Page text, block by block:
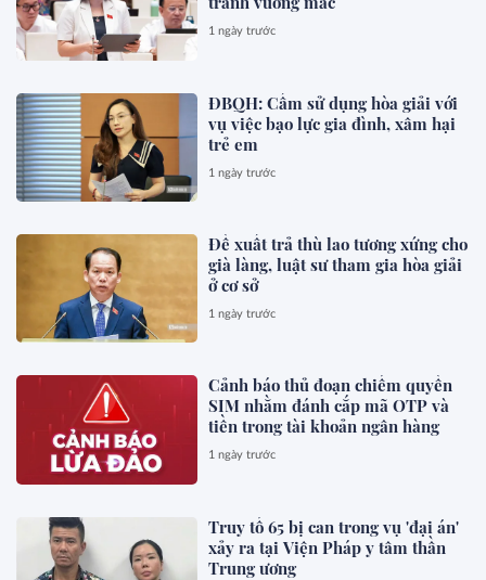
1 ngày trước
ĐBQH: Cấm sử dụng hòa giải với
vụ việc bạo lực gia đình, xâm hại
trẻ em
1 ngày trước
Đề xuất trả thù lao tương xứng cho
già làng, luật sư tham gia hòa giải
ở cơ sở
1 ngày trước
Cảnh báo thủ đoạn chiếm quyền
SIM nhằm đánh cắp mã OTP và
tiền trong tài khoản ngân hàng
1 ngày trước
Truy tố 65 bị can trong vụ 'đại án'
xảy ra tại Viện Pháp y tâm thần
Trung ương